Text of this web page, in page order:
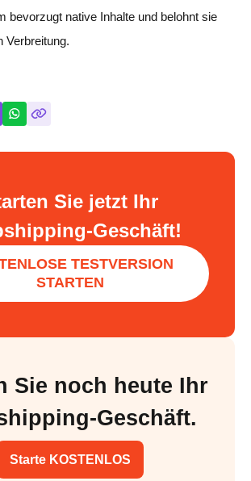
bevorzugt native Inhalte und belohnt sie
Verbreitung.
Sie jetzt Ihr
Geschäft!
TESTVERSION
STARTEN
Sie noch heute Ihr
Geschäft.
Starte KOSTENLOS